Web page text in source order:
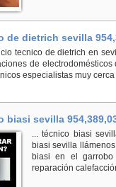
de dietrich sevilla
tecnico de dietrich en
de
especialistas muy
biasi sevilla
... técnico biasi
biasi sevilla
biasi en el garrobo
reparación